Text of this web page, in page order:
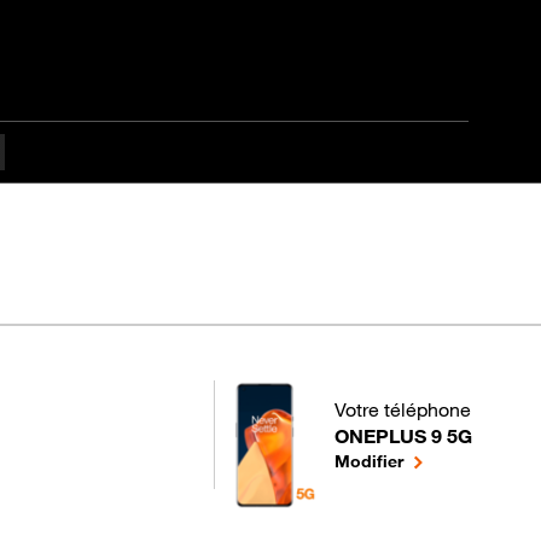
Votre téléphone
ONEPLUS 9 5G
pour votre ONEPLUS 9
Modifierle téléphone